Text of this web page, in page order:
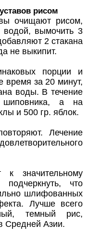
рисом
очищают рисом,
вымочить 3
2 стакана
не выкипит.
порции и
время за 20 минут,
воды. В течение
а на
и 500 гр. яблок.
Лечение
значительному
что
шлифованных
Лучше всего
темный рис,
Средней Азии.